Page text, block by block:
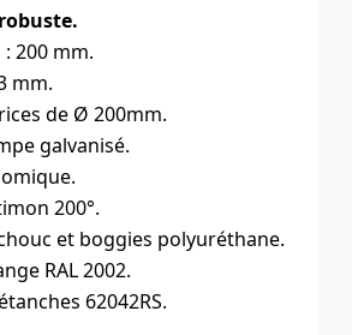
200 mm.
mm.
de Ø 200mm.
galvanisé.
200°.
et boggies polyuréthane.
RAL 2002.
62042RS.